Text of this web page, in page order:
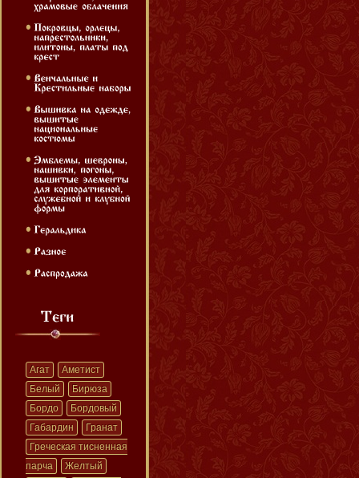
Агат
Аметист
Белый
Бирюза
Бордо
Бордовый
Габардин
Гранат
Греческая тисненная
парча
Желтый